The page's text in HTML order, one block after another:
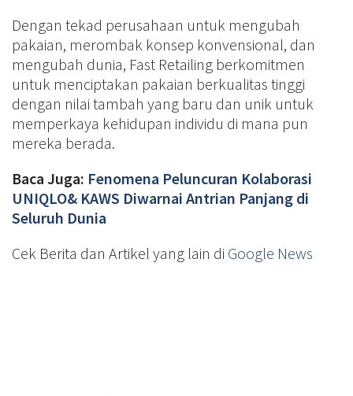
Dengan tekad perusahaan untuk mengubah
pakaian, merombak konsep konvensional, dan
mengubah dunia, Fast Retailing berkomitmen
untuk menciptakan pakaian berkualitas tinggi
dengan nilai tambah yang baru dan unik untuk
memperkaya kehidupan individu di mana pun
mereka berada.
Baca Juga: Fenomena Peluncuran Kolaborasi
UNIQLO& KAWS Diwarnai Antrian Panjang di
Seluruh Dunia
Cek Berita dan Artikel yang lain di Google News